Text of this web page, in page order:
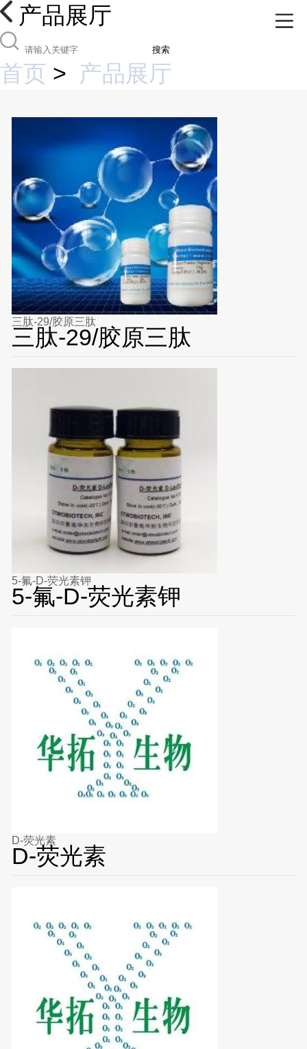
产品展厅
搜索
首页 > 产品展厅
三肽-29/胶原三肽
三肽-29/胶原三肽
5-氟-D-荧光素钾
5-氟-D-荧光素钾
D-荧光素
D-荧光素